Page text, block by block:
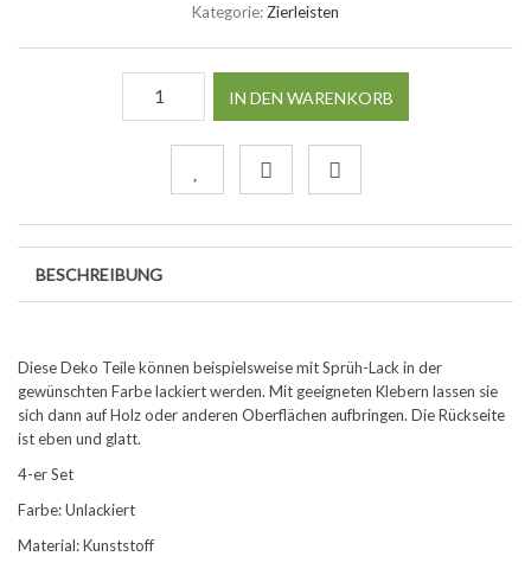
Kategorie: Zierleisten
IN DEN WARENKORB
BESCHREIBUNG
Diese Deko Teile können beispielsweise mit Sprüh-Lack in der
gewünschten Farbe lackiert werden. Mit geeigneten Klebern lassen sie
sich dann auf Holz oder anderen Oberflächen aufbringen. Die Rückseite
ist eben und glatt.
4-er Set
Farbe: Unlackiert
Material: Kunststoff